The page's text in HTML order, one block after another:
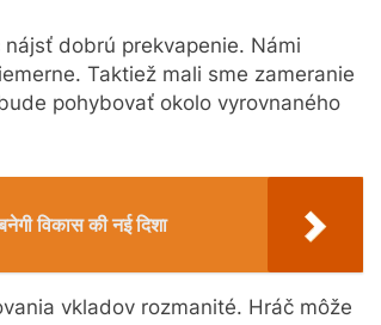
nájsť dobrú prekvapenie. Námi
Taktiež mali sme zameranie
pohybovať okolo vyrovnaného
विकास की नई दिशा
vkladov rozmanité. Hráč môže